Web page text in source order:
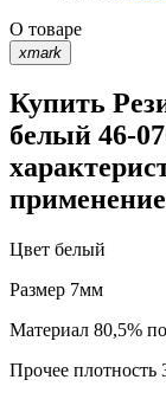
О товаре
xmark
Купить
белый 46-
применение
Цвет белый
Размер 7мм
Материал 80,5%
Прочее плотность